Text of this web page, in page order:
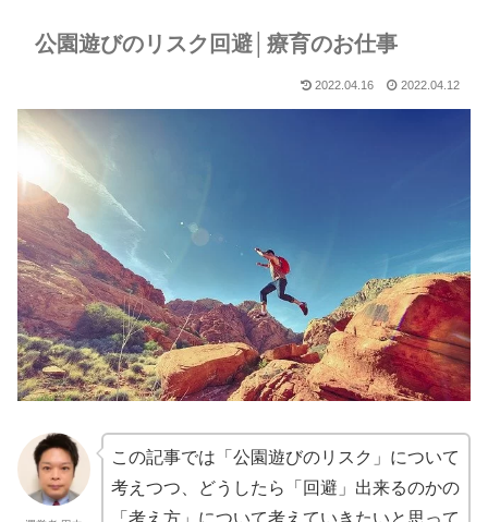
公園遊びのリスク回避│療育のお仕事
2022.04.16 2022.04.12
この記事では「公園遊びのリスク」について
考えつつ、どうしたら「回避」出来るのかの
「考え方」について考えていきたいと思って